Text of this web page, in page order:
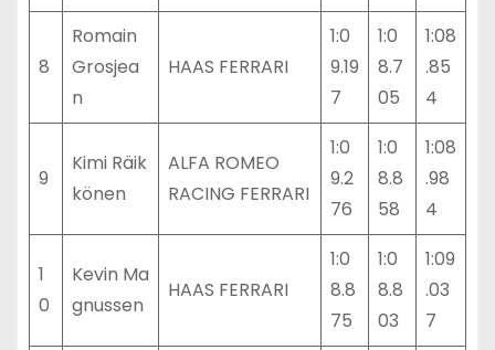
8
Romain
Grosjea
n
HAAS FERRARI
1:0
9.19
7
1:0
8.7
05
1:08
.85
4
9
Kimi Räik
könen
ALFA ROMEO
RACING FERRARI
1:0
9.2
76
1:0
8.8
58
1:08
.98
4
1
0
Kevin Ma
gnussen
HAAS FERRARI
1:0
8.8
75
1:0
8.8
03
1:09
.03
7